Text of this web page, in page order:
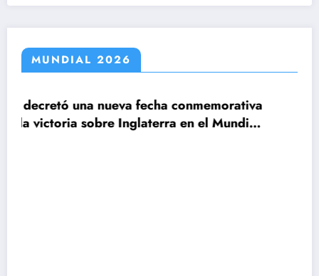
MUNDIAL 2026
conmemorativa
en el Mundial